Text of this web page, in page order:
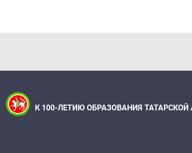
К 100-ЛЕТИЮ ОБРАЗОВАНИЯ ТАТАРСКОЙ